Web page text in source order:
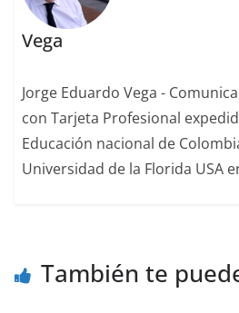
Vega
Jorge Eduardo Vega -
con Tarjeta Profesional
Educación nacional de
Universidad de la Florida USA
También te